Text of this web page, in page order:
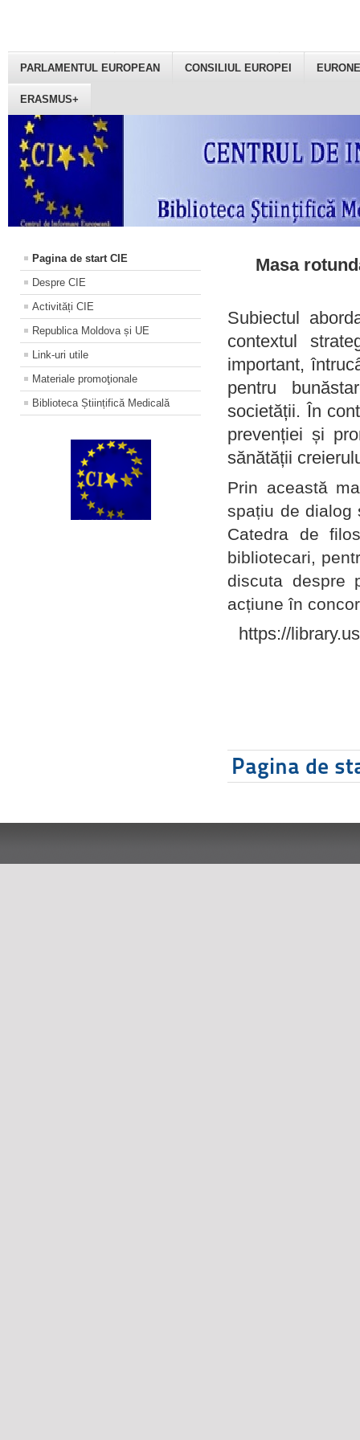
PARLAMENTUL EUROPEAN CONSILIUL EUROPEI
ERASMUS+
Pagina de start CIE
Despre CIE
Activități CIE
Republica Moldova și UE
Link-uri utile
Materiale promoţionale
Biblioteca Științifică Medicală
Masa
Subiectul
contextul
important,
pentru
societății. În
prevenției și
sănătății
Prin această
spațiu de dialog
Catedra de
bibliotecari,
discuta despre
acțiune în
https://
Pagina de